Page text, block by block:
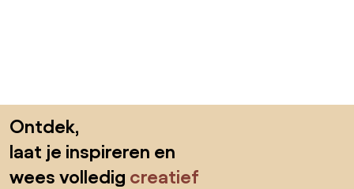
Ontdek,
laat je inspireren en
wees volledig creatief